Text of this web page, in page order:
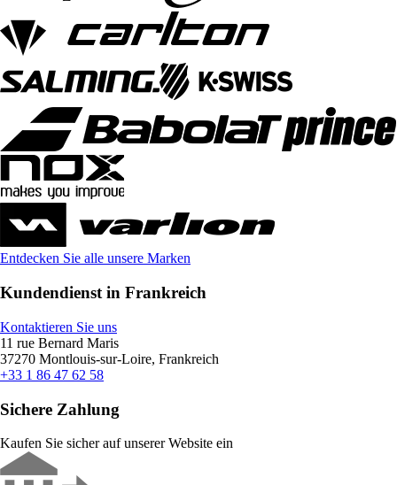
Entdecken Sie alle unsere Marken
Kundendienst in Frankreich
Kontaktieren Sie uns
11 rue Bernard Maris
37270 Montlouis-sur-Loire, Frankreich
+33 1 86 47 62 58
Sichere Zahlung
Kaufen Sie sicher auf unserer Website ein